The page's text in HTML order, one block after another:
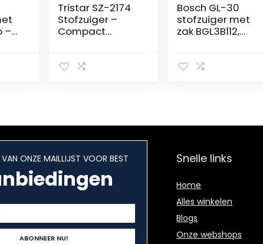
–
Tristar SZ-2174
Stofzuiger –
Compact
Bosch GL-30
stofzuiger met
zak BGL3B112,
stroomverbruik,
ONZE MAILLIJST VOOR BEST Snelle links
Home
Alles winkelen
Blogs
Onze webshops